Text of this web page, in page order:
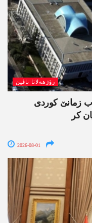
رۆژھەلاتا ناڤین
ب زمانێ کوردی
کر
2026-08-01